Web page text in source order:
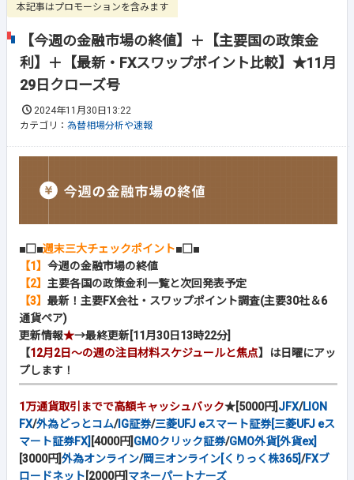
本記事はプロモーションを含みます
【今週の金融市場の終値】＋【主要国の政策金
利】＋【最新・FXスワップポイント比較】★11月
29日クローズ号
2024年11月30日13:22
カテゴリ： 為替相場分析や速報
■□■週末三大チェックポイント■□■
【1】 今週の金融市場の終値
【2】 主要各国の政策金利一覧と次回発表予定
【3】 最新！主要FX会社・スワップポイント調査(主要30社＆6
通貨ペア)
更新情報★→最終更新[11月30日13時22分]
【12月2日～の週の注目材料スケジュールと焦点】は日曜にアッ
プします！
1万通貨取引までで高額キャッシュバック★[5000円] JFX/LION
FX/外為どっとコム/IG証券/三菱UFJ eスマート証券[三菱UFJ eス
マート証券FX] [4000円] GMOクリック証券/GMO外貨[外貨ex]
[3000円]外為オンライン/岡三オンライン[くりっく株365]/FXブ
ロードネット [2000円] マネーパートナーズ